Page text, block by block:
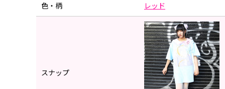
色・柄 レッド
スナップ